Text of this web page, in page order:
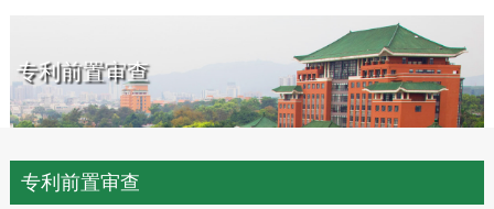
专利前置审查
专利前置审查